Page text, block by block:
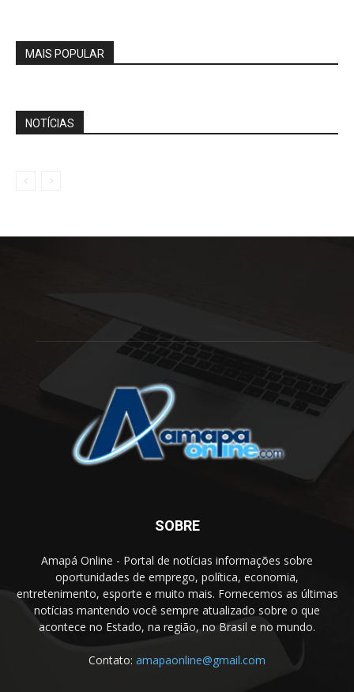
MAIS POPULAR
NOTÍCIAS
SOBRE
Amapá Online - Portal de notícias informações sobre
oportunidades de emprego, política, economia,
entretenimento, esporte e muito mais. Fornecemos as últimas
notícias mantendo você sempre atualizado sobre o que
acontece no Estado, na região, no Brasil e no mundo.
Contato: amapaonline@gmail.com